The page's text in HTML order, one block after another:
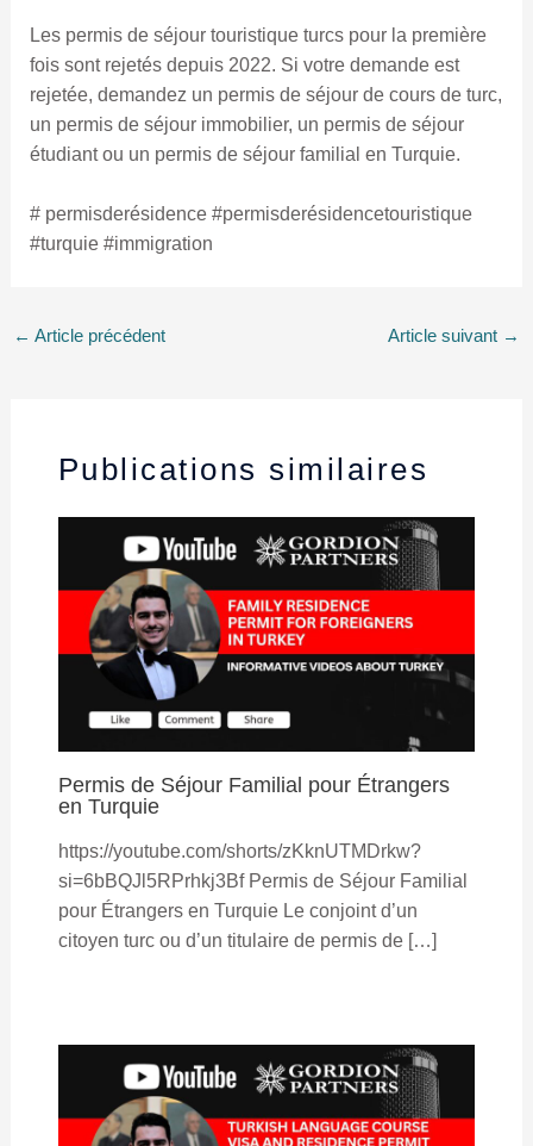
Les permis de séjour touristique turcs pour la première
fois sont rejetés depuis 2022. Si votre demande est
rejetée, demandez un permis de séjour de cours de turc,
un permis de séjour immobilier, un permis de séjour
étudiant ou un permis de séjour familial en Turquie.
# permisderésidence #permisderésidencetouristique
#turquie #immigration
← Article précédent Article suivant →
Publications similaires
Permis de Séjour Familial pour Étrangers
en Turquie
https://youtube.com/shorts/zKknUTMDrkw?
si=6bBQJl5RPrhkj3Bf Permis de Séjour Familial
pour Étrangers en Turquie Le conjoint d’un
citoyen turc ou d’un titulaire de permis de […]